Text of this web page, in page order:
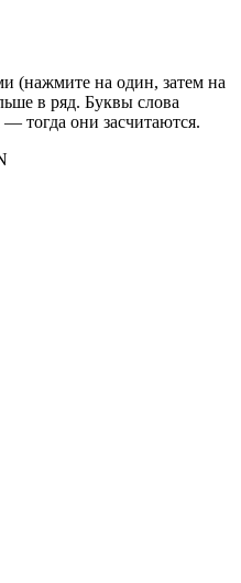
(нажмите на один, затем на
в ряд. Буквы слова
тогда они засчитаются.